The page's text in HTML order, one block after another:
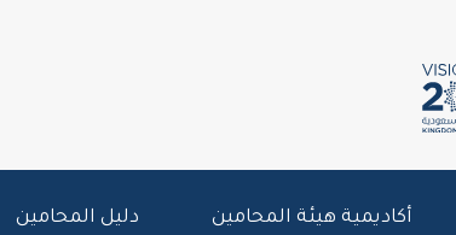
أكاديمية هيئة المحامين دليل المحامين